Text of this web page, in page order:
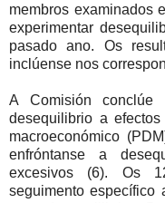
membros examinados
experimentar
pasado ano. Os
inclúense nos
A Comisión conclúe
desequilibrio a
macroeconómico
enfróntanse a
excesivos (6). Os
seguimento específico